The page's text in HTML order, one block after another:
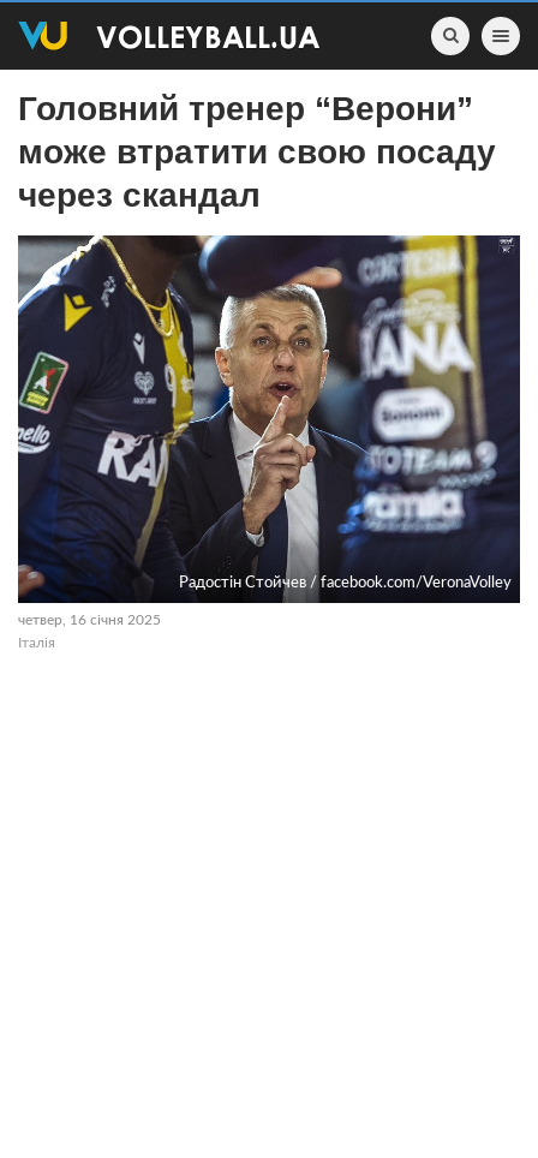
Toggle
Головний тренер “Верони”
може втратити свою посаду
через скандал
Радостін Стойчев / facebook.com/VeronaVolley
четвер, 16 січня 2025
Італія